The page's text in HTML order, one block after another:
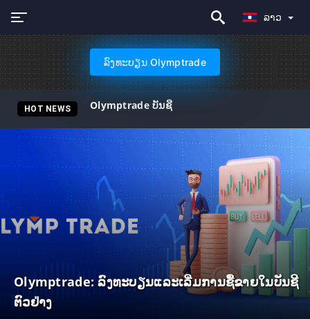
ລາວ
ລົງທະບຽນ Olymptrade
HOT NEWS Olymptrade ບັນຊີ
Olymptrade: ລົງທະບຽນແລະເລີ່ມການຊື້ຂາຍໃນບັນຊີ
ຕົວຢ່າງ